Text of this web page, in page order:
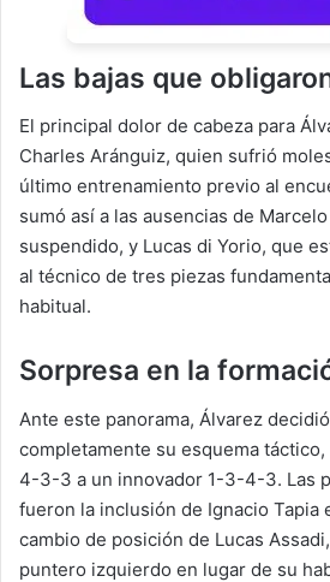
Las bajas que
El principal dolor de cabeza para
Charles Aránguiz, quien sufrió
último entrenamiento previo al
sumó así a las ausencias de
suspendido, y Lucas di Yorio, que
al técnico de tres piezas
habitual.
Sorpresa en la
Ante este panorama, Álvarez
completamente su esquema
4-3-3 a un innovador 1-3-4-3. Las
fueron la inclusión de Ignacio Tapia
cambio de posición de Lucas
puntero izquierdo en lugar de su